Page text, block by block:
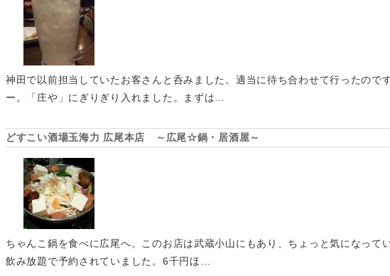
神田で以前担当していたお客さんと呑みました。適当に待ち合わせて行ったので
ー。「庄や」にぎりぎり入れました。まずは…
どすこい酒場玉海力 広尾本店 ～広尾☆鍋・居酒屋～
ちゃんこ鍋を食べに広尾へ。このお店は武蔵小山にもあり、ちょっと気になって
飲み放題で予約されていました。6千円ほ…